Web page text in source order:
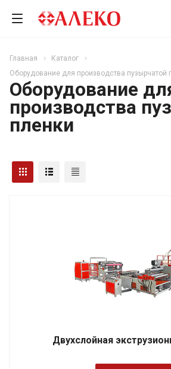
Главная
Каталог
Оборудование для производства пузырчатой
Оборудование
производства
пленки
Двухслойная